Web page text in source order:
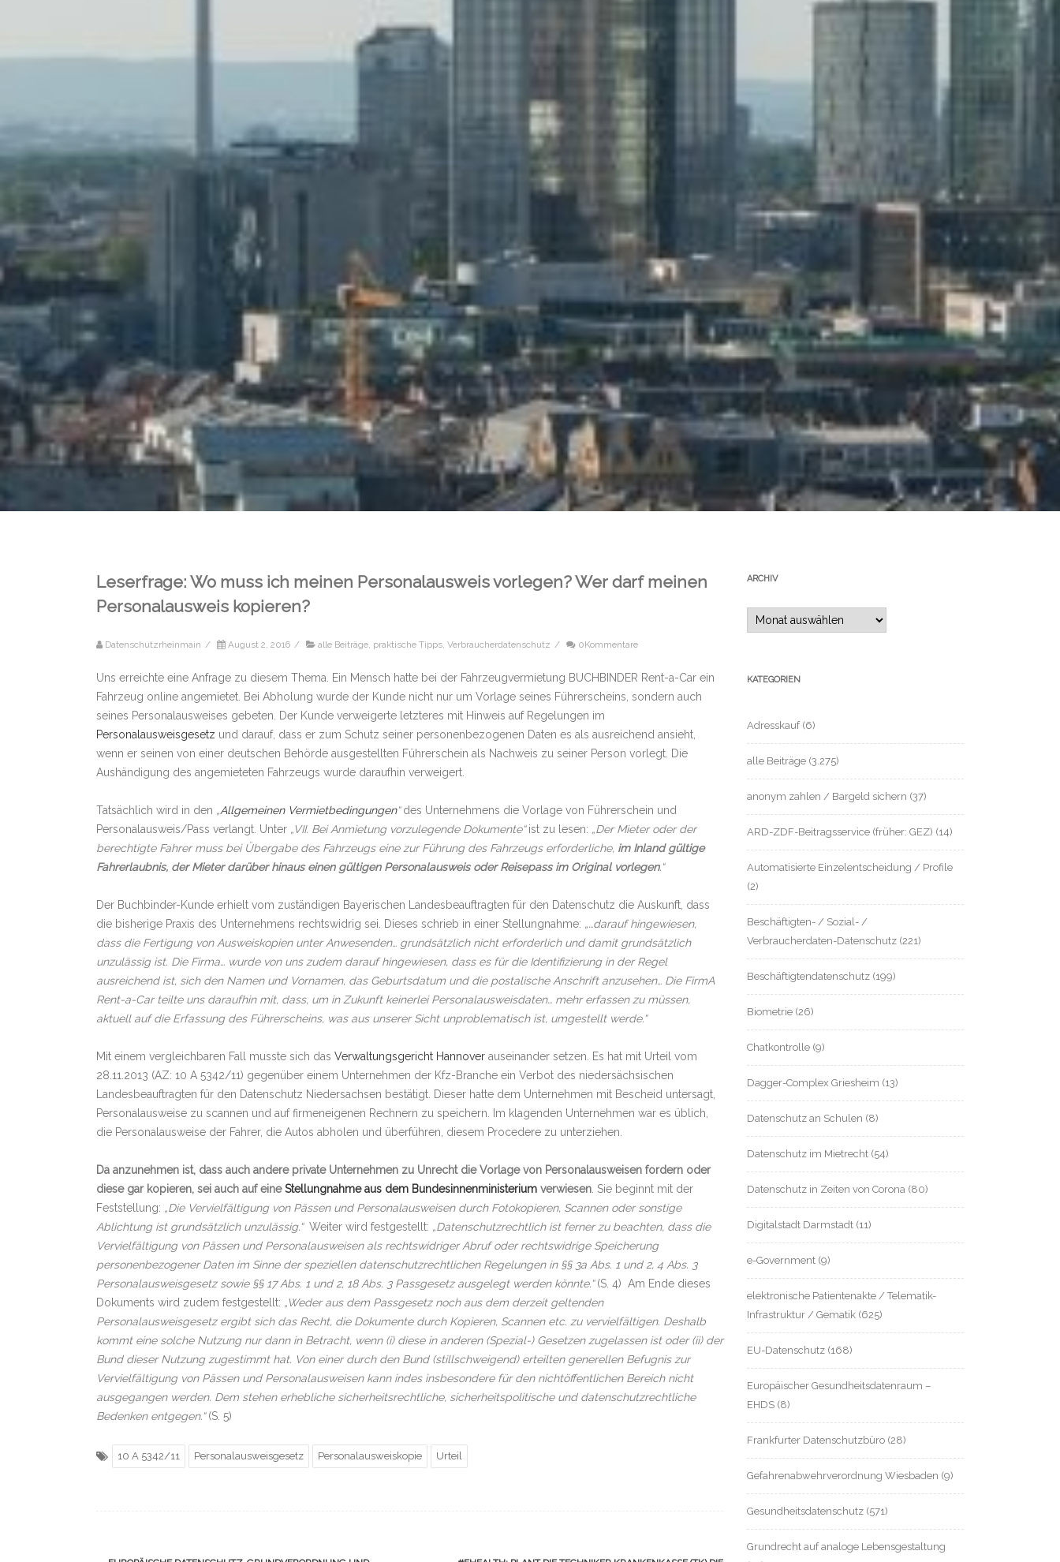
Leserfrage: Wo muss ich meinen Personalausweis vorlegen? Wer darf meinen
Personalausweis kopieren?
Datenschutzrheinmain / August 2, 2016 / alle Beiträge praktische Tipps Verbraucherdatenschutz / 0Kommentare
Uns erreichte eine Anfrage zu diesem Thema. Ein Mensch hatte bei der Fahrzeugvermietung BUCHBINDER Rent-a-Car ein
Fahrzeug online angemietet. Bei Abholung wurde der Kunde nicht nur um Vorlage seines Führerscheins, sondern auch
seines Personalausweises gebeten. Der Kunde verweigerte letzteres mit Hinweis auf Regelungen im
Personalausweisgesetz und darauf, dass er zum Schutz seiner personenbezogenen Daten es als ausreichend ansieht,
wenn er seinen von einer deutschen Behörde ausgestellten Führerschein als Nachweis zu seiner Person vorlegt. Die
Aushändigung des angemieteten Fahrzeugs wurde daraufhin verweigert.
Tatsächlich wird in den „Allgemeinen Vermietbedingungen“des Unternehmens die Vorlage von Führerschein und
Personalausweis/Pass verlangt. Unter „VII. Bei Anmietung vorzulegende Dokumente“ist zu lesen: „Der Mieter oder der
berechtigte Fahrer muss bei Übergabe des Fahrzeugs eine zur Führung des Fahrzeugs erforderliche, im Inland gültige
Fahrerlaubnis, der Mieter darüber hinaus einen gültigen Personalausweis oder Reisepass im Original vorlegen.“
Der Buchbinder-Kunde erhielt vom zuständigen Bayerischen Landesbeauftragten für den Datenschutz die Auskunft, dass
die bisherige Praxis des Unternehmens rechtswidrig sei. Dieses schrieb in einer Stellungnahme: „…darauf hingewiesen,
dass die Fertigung von Ausweiskopien unter Anwesenden… grundsätzlich nicht erforderlich und damit grundsätzlich
unzulässig ist. Die Firma… wurde von uns zudem darauf hingewiesen, dass es für die Identifizierung in der Regel
ausreichend ist, sich den Namen und Vornamen, das Geburtsdatum und die postalische Anschrift anzusehen… Die FirmA
Rent-a-Car teilte uns daraufhin mit, dass, um in Zukunft keinerlei Personalausweisdaten… mehr erfassen zu müssen,
aktuell auf die Erfassung des Führerscheins, was aus unserer Sicht unproblematisch ist, umgestellt werde.“
Mit einem vergleichbaren Fall musste sich das Verwaltungsgericht Hannover auseinander setzen. Es hat mit Urteil vom
28.11.2013 (AZ: 10 A 5342/11) gegenüber einem Unternehmen der Kfz-Branche ein Verbot des niedersächsischen
Landesbeauftragten für den Datenschutz Niedersachsen bestätigt. Dieser hatte dem Unternehmen mit Bescheid untersagt,
Personalausweise zu scannen und auf firmeneigenen Rechnern zu speichern. Im klagenden Unternehmen war es üblich,
die Personalausweise der Fahrer, die Autos abholen und überführen, diesem Procedere zu unterziehen.
Da anzunehmen ist, dass auch andere private Unternehmen zu Unrecht die Vorlage von Personalausweisen fordern oder
diese gar kopieren, sei auch auf eineStellungnahme aus dem Bundesinnenministerium verwiesen . Sie beginnt mit der
Feststellung: „Die Vervielfältigung von Pässen und Personalausweisen durch Fotokopieren, Scannen oder sonstige
Ablichtung ist grundsätzlich unzulässig.“Weiter wird festgestellt: „Datenschutzrechtlich ist ferner zu beachten, dass die
Vervielfältigung von Pässen und Personalausweisen als rechtswidriger Abruf oder rechtswidrige Speicherung
personenbezogener Daten im Sinne der speziellen datenschutzrechtlichen Regelungen in §§ 3a Abs. 1 und 2, 4 Abs. 3
Personalausweisgesetz sowie §§ 17 Abs. 1 und 2, 18 Abs. 3 Passgesetz ausgelegt werden könnte.“(S. 4) Am Ende dieses
Dokuments wird zudem festgestellt: „Weder aus dem Passgesetz noch aus dem derzeit geltenden
Personalausweisgesetz ergibt sich das Recht, die Dokumente durch Kopieren, Scannen etc. zu vervielfältigen. Deshalb
kommt eine solche Nutzung nur dann in Betracht, wenn (i) diese in anderen (Spezial-) Gesetzen zugelassen ist oder (ii) der
Bund dieser Nutzung zugestimmt hat. Von einer durch den Bund (stillschweigend) erteilten generellen Befugnis zur
Vervielfältigung von Pässen und Personalausweisen kann indes insbesondere für den nichtöffentlichen Bereich nicht
ausgegangen werden. Dem stehen erhebliche sicherheitsrechtliche, sicherheitspolitische und datenschutzrechtliche
Bedenken entgegen.“(S. 5)
10 A 5342/11 Personalausweisgesetz Personalausweiskopie Urteil
ARCHIV
Archiv
KATEGORIEN
Adresskauf(6)
alle Beiträge (3.275)
anonym zahlen / Bargeld sichern (37)
ARD-ZDF-Beitragsservice (früher: GEZ) (14)
Automatisierte Einzelentscheidung / Profile
(2)
Beschäftigten- / Sozial- /
Verbraucherdaten-Datenschutz (221)
Beschäftigtendatenschutz (199)
Biometrie (26)
Chatkontrolle (9)
Dagger-Complex Griesheim (13)
Datenschutz an Schulen (8)
Datenschutz im Mietrecht (54)
Datenschutz in Zeiten von Corona (80)
Digitalstadt Darmstadt (11)
e-Government (9)
elektronische Patientenakte / Telematik-
Infrastruktur / Gematik (625)
EU-Datenschutz (168)
Europäischer Gesundheitsdatenraum –
EHDS (8)
Frankfurter Datenschutzbüro (28)
Gefahrenabwehrverordnung Wiesbaden (9)
Gesundheitsdatenschutz (571)
Grundrecht auf analoge Lebensgestaltung